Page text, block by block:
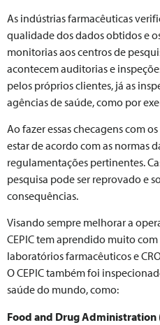
As indústrias farmacêuticas
qualidade dos dados obtidos e
monitorias aos centros de
acontecem auditorias e
pelos próprios clientes, já as
agências de saúde, como por
Ao fazer essas checagens com
estar de acordo com as normas
regulamentações pertinentes.
pesquisa pode ser reprovado e
consequências.
Visando sempre melhorar a
CEPIC tem aprendido muito
laboratórios farmacêuticos e
O CEPIC também foi
saúde do mundo, como:
Food and Drug Administration